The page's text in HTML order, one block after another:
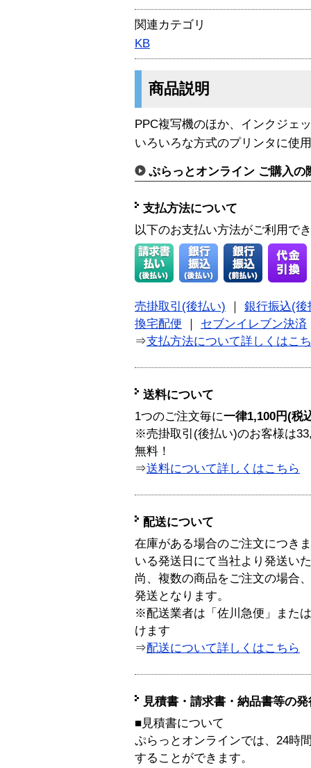
関連カテゴリ
KB
商品説明
PPC複写機のほか、インクジェ
いろいろな方式のプリンタに使
ぷらっとオンライン ご購入の
支払方法について
以下のお支払い方法がご利用で
売掛取引(後払い)
銀行振込(後
換宅配便
セブンイレブン決済
⇒支払方法について詳しくはこ
送料について
1つのご注文毎に一律1,100円(税
※売掛取引(後払い)のお客様は
無料！
⇒送料について詳しくはこちら
配送について
在庫がある場合のご注文につき
いる発送日にて当社より発送い
尚、複数の商品をご注文の場合
発送となります。
※配送業者は「佐川急便」また
けます
⇒配送について詳しくはこちら
見積書・請求書・納品書等の
■見積書について
ぷらっとオンラインでは、24時
することができます。